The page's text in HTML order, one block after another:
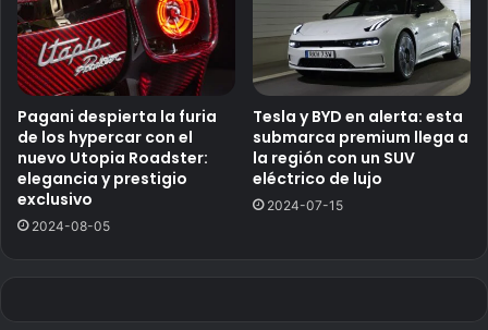
Pagani despierta la furia
de los hypercar con el
nuevo Utopia Roadster:
elegancia y prestigio
exclusivo
2024-08-05
Tesla y BYD en alerta: esta
submarca premium llega a
la región con un SUV
eléctrico de lujo
2024-07-15